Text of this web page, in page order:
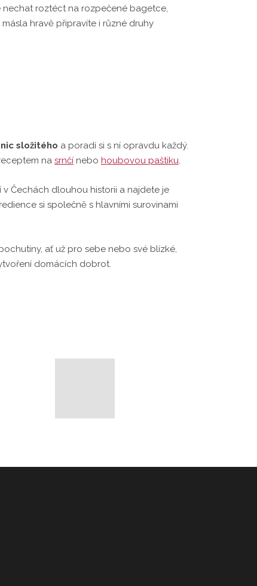
nechat roztéct na rozpečené bagetce,
hravě připravíte i různé druhy
složitého a poradí si s ní opravdu každý.
na srnčí nebo houbovou paštiku.
Čechách dlouhou historii a najdete je
si společně s hlavními surovinami
ať už pro sebe nebo své blízké,
domácích dobrot.